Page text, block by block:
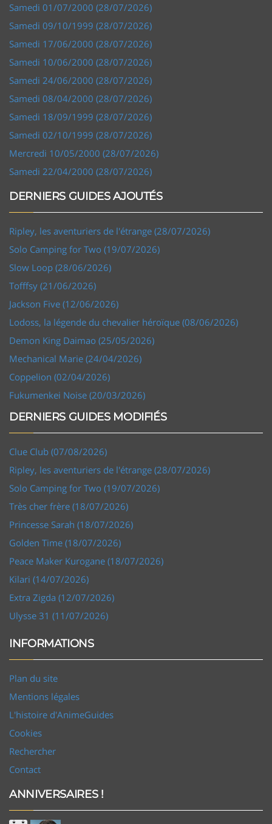
Samedi 01/07/2000 (28/07/2026)
Samedi 09/10/1999 (28/07/2026)
Samedi 17/06/2000 (28/07/2026)
Samedi 10/06/2000 (28/07/2026)
Samedi 24/06/2000 (28/07/2026)
Samedi 08/04/2000 (28/07/2026)
Samedi 18/09/1999 (28/07/2026)
Samedi 02/10/1999 (28/07/2026)
Mercredi 10/05/2000 (28/07/2026)
Samedi 22/04/2000 (28/07/2026)
DERNIERS GUIDES AJOUTÉS
Ripley, les aventuriers de l'étrange (28/07/2026)
Solo Camping for Two (19/07/2026)
Slow Loop (28/06/2026)
Tofffsy (21/06/2026)
Jackson Five (12/06/2026)
Lodoss, la légende du chevalier héroïque (08/06/2026)
Demon King Daimao (25/05/2026)
Mechanical Marie (24/04/2026)
Coppelion (02/04/2026)
Fukumenkei Noise (20/03/2026)
DERNIERS GUIDES MODIFIÉS
Clue Club (07/08/2026)
Ripley, les aventuriers de l'étrange (28/07/2026)
Solo Camping for Two (19/07/2026)
Très cher frère (18/07/2026)
Princesse Sarah (18/07/2026)
Golden Time (18/07/2026)
Peace Maker Kurogane (18/07/2026)
Kilari (14/07/2026)
Extra Zigda (12/07/2026)
Ulysse 31 (11/07/2026)
INFORMATIONS
Plan du site
Mentions légales
L'histoire d'AnimeGuides
Cookies
Rechercher
Contact
ANNIVERSAIRES !